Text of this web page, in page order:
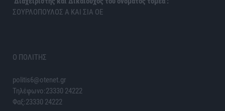
ΣΟΥΡΛΟΠΟΥΛΟΣ Α ΚΑΙ ΣΙΑ ΟΕ
Ο ΠΟΛΙΤΗΣ
politis6@otenet.gr
Τηλέφωνο:23330 24222
Φαξ:23330 24222